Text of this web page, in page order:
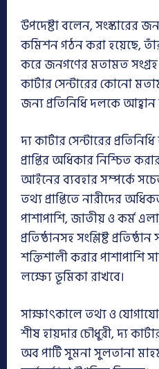
উপদেষ্টা বলেন, সংস্কারের
কমিশন গঠন করা হয়েছে,
করে জনগণের মতামত
কার্টার সেন্টারের কোনো
জন্য প্রতিনিধি দলকে আহ্বান
দ্য কার্টার সেন্টারের
প্রাপ্তির অধিকার নিশ্চিত
আইনের ব্যবহার সম্পর্কে
তথ্য প্রাপ্তিতে নারীদের
পাশাপাশি, জাতীয় ও কর্ম
প্রতিষ্ঠানসহ সংশ্লিষ্ট
শক্তিশালী করার পাশাপাশি
লক্ষ্যে ভূমিকা রাখবে।
সাক্ষাৎকালে তথ্য ও
শীষ হায়দার চৌধুরী, দ্য
অব পার্টি সুমনা সুলতানা